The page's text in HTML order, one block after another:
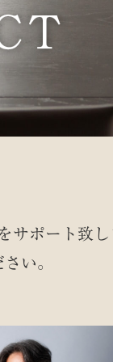
サポート致
い。